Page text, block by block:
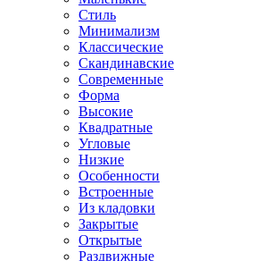
Стиль
Минимализм
Классические
Скандинавские
Современные
Форма
Высокие
Квадратные
Угловые
Низкие
Особенности
Встроенные
Из кладовки
Закрытые
Открытые
Раздвижные